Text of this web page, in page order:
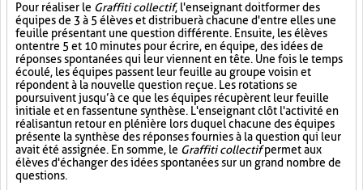
Pour réaliser le Graffiti collectif, l'enseignant doit former des
équipes de 3 à 5 élèves et distribuer à chacune d'entre elles une
feuille présentant une question différente. Ensuite, les élèves
ont entre 5 et 10 minutes pour écrire, en équipe, des idées de
réponses spontanées qui leur viennent en tête. Une fois le temps
écoulé, les équipes passent leur feuille au groupe voisin et
répondent à la nouvelle question reçue. Les rotations se
poursuivent jusqu’à ce que les équipes récupèrent leur feuille
initiale et en fassent une synthèse. L'enseignant clôt l'activité en
réalisant un retour en plénière lors duquel chacune des équipes
présente la synthèse des réponses fournies à la question qui leur
avait été assignée. En somme, le Graffiti collectifpermet aux
élèves d'échanger des idées spontanées sur un grand nombre de
questions.